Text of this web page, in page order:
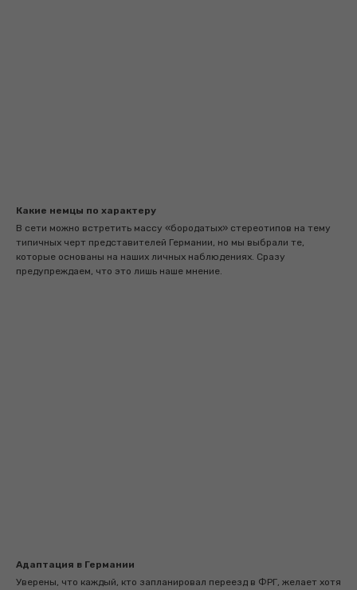
Какие немцы по характеру
В сети можно встретить массу «бородатых» стереотипов на тему
типичных черт представителей Германии, но мы выбрали те,
которые основаны на наших личных наблюдениях. Сразу
предупреждаем, что это лишь наше мнение.
Адаптация в Германии
Уверены, что каждый, кто запланировал переезд в ФРГ, желает хотя